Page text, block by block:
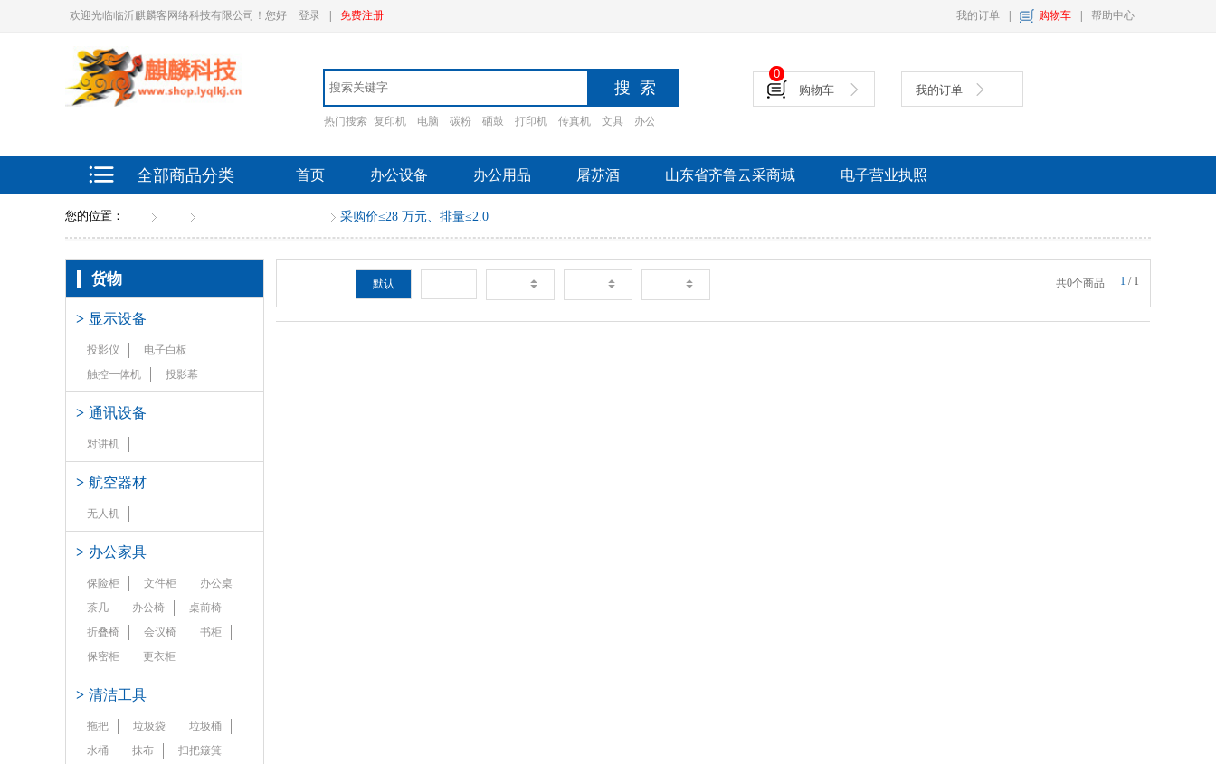
欢迎光临临沂麒麟客网络科技有限公司！您好 登录 免费注册 我的订单 购物车 帮助中心
热门搜索 复印机 电脑 碳粉 硒鼓 打印机 传真机 文具 办公设备
购物车
0
我的订单
全部商品分类 首页 办公设备 办公用品 屠苏酒 山东省齐鲁云采商城 电子营业执照
您的位置： 采购价≤28 万元、排量≤2.0
货物
> 显示设备
投影仪
电子白板
触控一体机
投影幕
> 通讯设备
对讲机
> 航空器材
无人机
> 办公家具
保险柜 文件柜
办公桌
茶几
办公椅
桌前椅
折叠椅
会议椅
书柜
保密柜
更衣柜
> 清洁工具
拖把 垃圾袋
垃圾桶
水桶
抹布
扫把簸箕
默认 共0个商品 1 / 1